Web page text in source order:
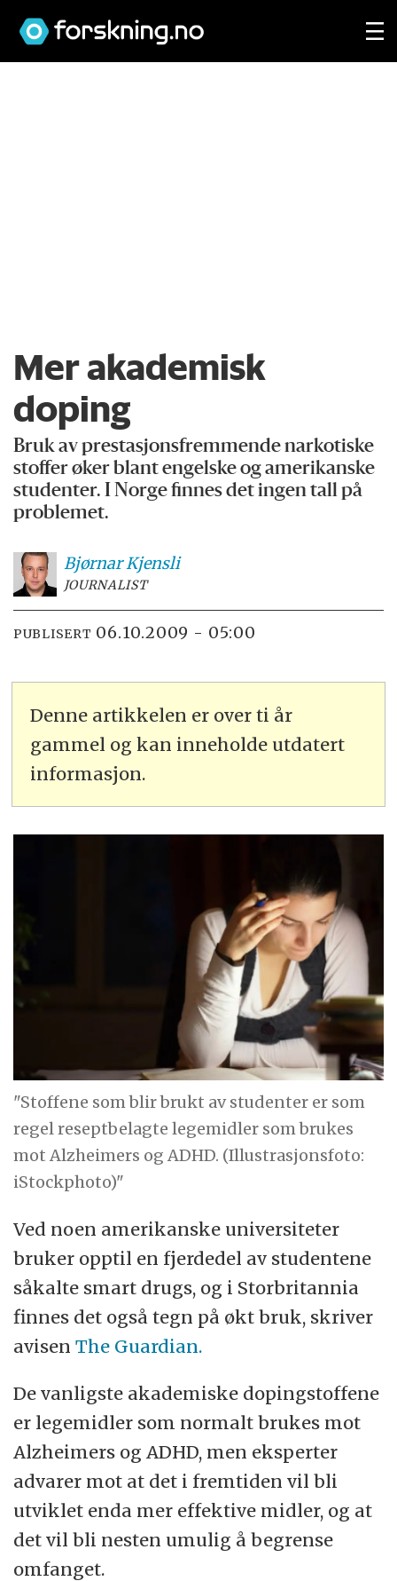
Mer akademisk
doping
Bruk av prestasjonsfremmende narkotiske
stoffer øker blant engelske og amerikanske
studenter. I Norge finnes det ingen tall på
problemet.
BjørnarKjensli
JOURNALIST
PUBLISERT 06.10.2009 - 05:00
Denne artikkelen er over ti år
gammel og kan inneholde utdatert
informasjon.
"Stoffene som blir brukt av studenter er som
regel reseptbelagte legemidler som brukes
mot Alzheimers og ADHD. (Illustrasjonsfoto:
iStockphoto)"
Ved noen amerikanske universiteter
bruker opptil en fjerdedel av studentene
såkalte smart drugs, og i Storbritannia
finnes det også tegn på økt bruk, skriver
avisenThe Guardian.
De vanligste akademiske dopingstoffene
er legemidler som normalt brukes mot
Alzheimers og ADHD, men eksperter
advarer mot at det i fremtiden vil bli
utviklet enda mer effektive midler, og at
det vil bli nesten umulig å begrense
omfanget.